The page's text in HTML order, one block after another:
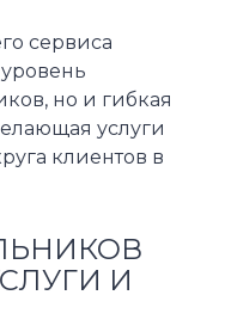
сервиса
но и гибкая
услуги
клиентов в
И